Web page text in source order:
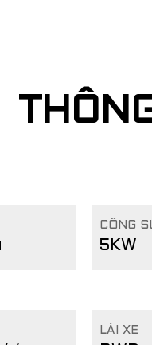
CÔNG
5KW
LÁI XE